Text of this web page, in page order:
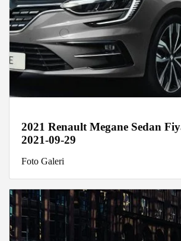
2021 Renault Megane Sedan
2021-09-29
Foto Galeri